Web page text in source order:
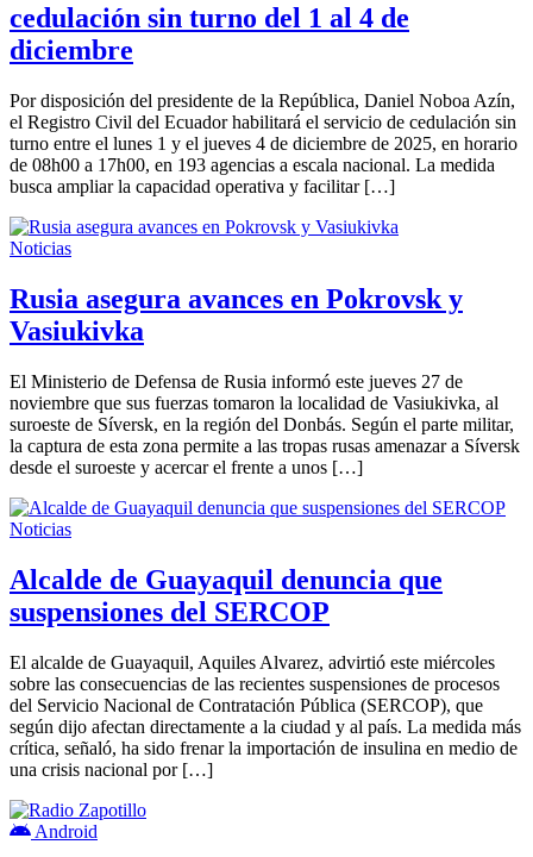
cedulación sin turno del 1 al 4 de
diciembre
Por disposición del presidente de la República, Daniel Noboa Azín,
el Registro Civil del Ecuador habilitará el servicio de cedulación sin
turno entre el lunes 1 y el jueves 4 de diciembre de 2025, en horario
de 08h00 a 17h00, en 193 agencias a escala nacional. La medida
busca ampliar la capacidad operativa y facilitar […]
Noticias
Rusia asegura avances en Pokrovsk y
Vasiukivka
El Ministerio de Defensa de Rusia informó este jueves 27 de
noviembre que sus fuerzas tomaron la localidad de Vasiukivka, al
suroeste de Síversk, en la región del Donbás. Según el parte militar,
la captura de esta zona permite a las tropas rusas amenazar a Síversk
desde el suroeste y acercar el frente a unos […]
Noticias
Alcalde de Guayaquil denuncia que
suspensiones del SERCOP
El alcalde de Guayaquil, Aquiles Alvarez, advirtió este miércoles
sobre las consecuencias de las recientes suspensiones de procesos
del Servicio Nacional de Contratación Pública (SERCOP), que
según dijo afectan directamente a la ciudad y al país. La medida más
crítica, señaló, ha sido frenar la importación de insulina en medio de
una crisis nacional por […]
Android